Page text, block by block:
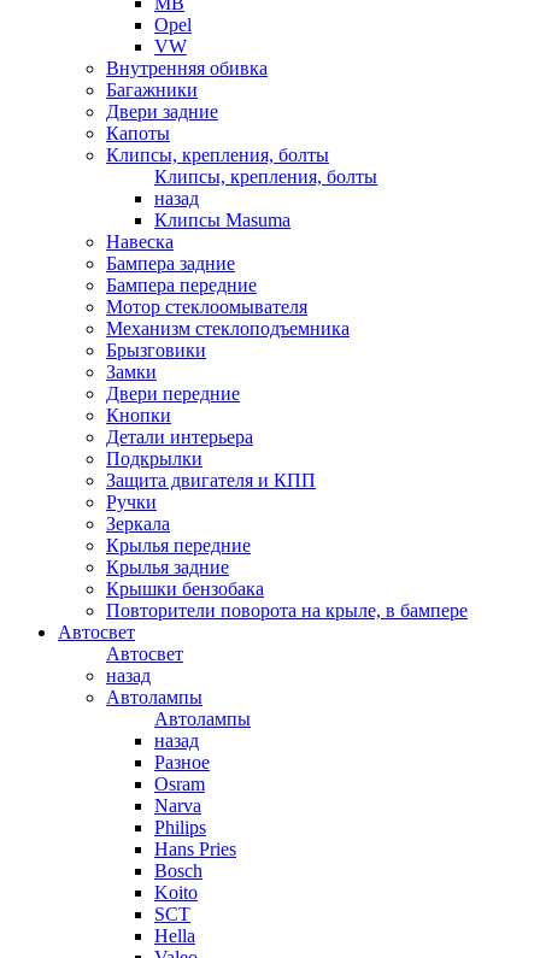
Opel
VW
Внутренняя обивка
Багажники
Двери задние
Капоты
Клипсы, крепления, болты
Клипсы, крепления, болты
назад
Клипсы Masuma
Навеска
Бампера задние
Бампера передние
Мотор стеклоомывателя
Механизм стеклоподъемника
Брызговики
Замки
Двери передние
Кнопки
Детали интерьера
Подкрылки
Защита двигателя и КПП
Ручки
Зеркала
Крылья передние
Крылья задние
Крышки бензобака
Повторители поворота на крыле, в бампере
Автосвет
Автосвет
назад
Автолампы
Автолампы
назад
Разное
Osram
Narva
Philips
Hans Pries
Bosch
Koito
SCT
Hella